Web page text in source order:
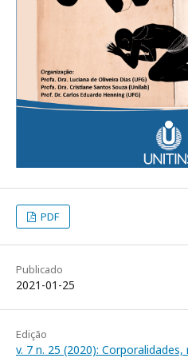
PDF
Publicado
2021-01-25
Edição
v. 7 n. 25 (2020):